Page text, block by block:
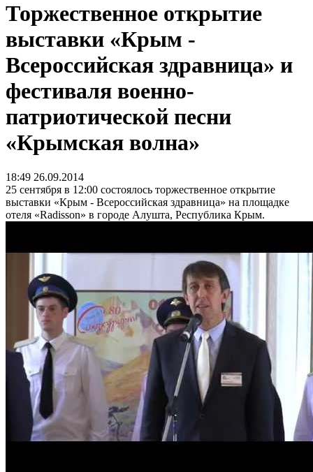
Торжественное открытие
выставки «Крым -
Всероссийская здравница» и
фестиваля военно-
патриотической песни
«Крымская волна»
18:49 26.09.2014
25 сентября в 12:00 состоялось торжественное открытие
выставки «Крым - Всероссийская здравница» на площадке
отеля «Radisson» в городе Алушта, Республика Крым.